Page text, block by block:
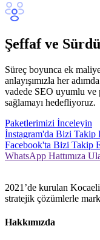
Şeffaf ve
Süreç boyunca ek
anlayışımızla her
vadede SEO uyumlu
sağlamayı hedefliyoruz.
Paketlerimizi İnceleyin
İnstagram'da Bizi Takip
Facebook'ta Bizi Takip
WhatsApp Hattımıza
2021’de kurulan
stratejik çözümlerle
Hakkımızda